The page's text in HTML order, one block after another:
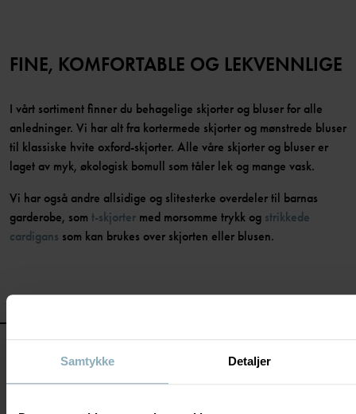
Samtykke Detaljer
FINE, KOMFORTABLE OG LEKVENNLIGE
I vårt sortiment finner du behagelige skjorter og bluser for alle
anledninger. Vi har alt fra kortermede skjorter og mønstrede bluser
til klassiske hvite oxford-skjorter. Alle våre skjorter og bluser er
laget av myk, økologisk bomull som tåler lek og mange vask.
Vi har også andre allsidige og slitesterke overdeler til barnas
garderobe, som t-skjorter med morsomme trykk og strikkede
cardigans som kan brukes over skjorten eller blusen.